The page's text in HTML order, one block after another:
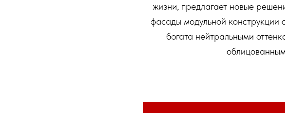
жизни, предлагает новые
фасады модульной конструкции
богата нейтральными